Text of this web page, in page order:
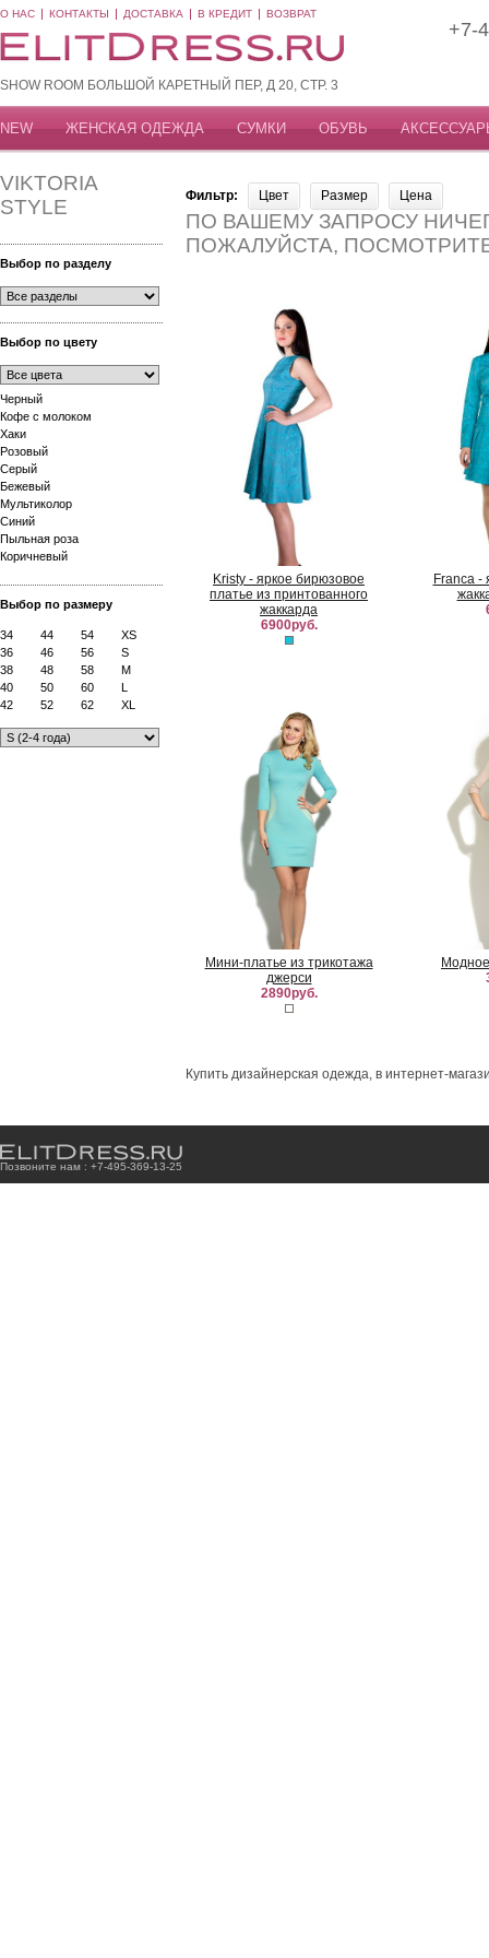
О НАС КОНТАКТЫ ДОСТАВКА В КРЕДИТ ВОЗВРАТ
SHOW ROOM БОЛЬШОЙ КАРЕТНЫЙ ПЕР, Д 20, СТР. 3
+7-
NEW ЖЕНСКАЯ ОДЕЖДА СУМКИ ОБУВЬ
VIKTORIA
STYLE
Выбор по разделу
Выбор по цвету
Черный
Кофе с молоком
Хаки
Розовый
Серый
Бежевый
Мультиколор
Синий
Пыльная роза
Коричневый
Выбор по размеру
34 44 54
XS
36
46 56
S
38
48 58
M
40
50 60
L
42
52 62 XL
Фильтр: Цвет Размер Цена
ПО ВАШЕМУ ЗАПРОСУ
ПОЖАЛУЙСТА,
Kristy - яркое бирюзовое
платье из принтованного
жаккарда
6900руб.
Franca -
Мини-платье из трикотажа
джерси
2890руб.
Купить дизайнерская одежда, в интернет-
Позвоните нам : +7-495-369-13-25